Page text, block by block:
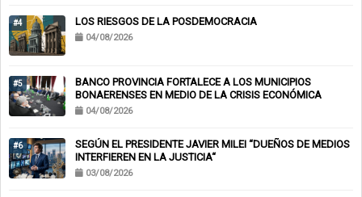
#4 LOS RIESGOS DE LA POSDEMOCRACIA
04/08/2026
#5
BANCO PROVINCIA FORTALECE A LOS MUNICIPIOS
BONAERENSES EN MEDIO DE LA CRISIS ECONÓMICA
04/08/2026
#6
SEGÚN EL PRESIDENTE JAVIER MILEI “DUEÑOS DE MEDIOS
INTERFIEREN EN LA JUSTICIA“
03/08/2026